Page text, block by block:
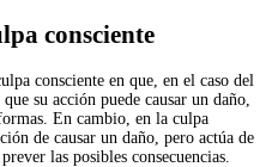
consciente
consciente en que, en el caso del
su acción puede causar un daño,
En cambio, en la culpa
de causar un daño, pero actúa de
las posibles consecuencias.